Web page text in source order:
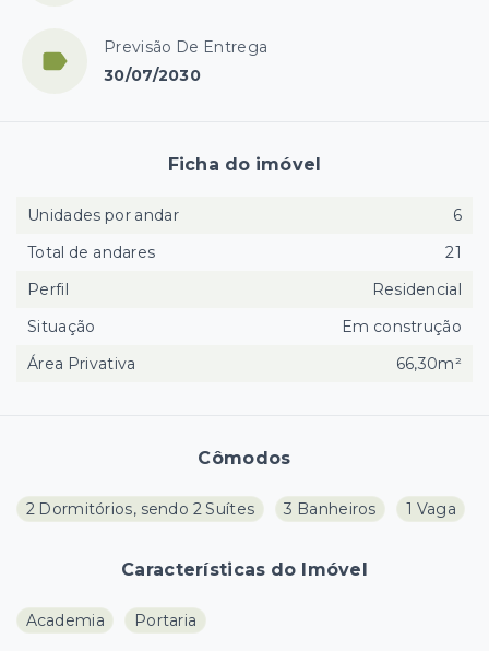
Previsão De Entrega
30/07/2030
Cômodos
2 Dormitórios, sendo 2 Suítes 3 Banheiros 1 Vaga
Características do Imóvel
Academia Portaria
Ficha do imóvel
Unidades por andar
6
Total de andares
21
Perfil
Residencial
Situação
Em construção
Área Privativa
66,30m²